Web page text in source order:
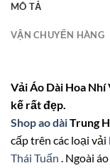
MÔ TẢ
VẬN CHUYỂN HÀNG
Vải Áo Dài Hoa
kế rất đẹp.
Shop ao dàiTrung
cấp trên các loại vải
Thái Tuấn . Ngoài